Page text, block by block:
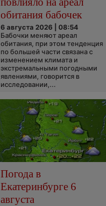
обитания бабочек
6 августа 2026 | 08:54
Бабочки меняют ареал
обитания, при этом тенденция
по большей части связана с
изменением климата и
экстремальными погодными
явлениями, говорится в
исследовании,...
Погода в
Екатеринбурге 6
августа